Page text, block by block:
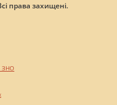
права захищені.
ЗНО